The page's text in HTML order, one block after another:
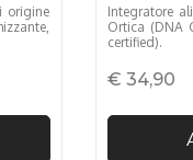
origine
Integratore
Ortica (DNA
certified).
€ 34,90